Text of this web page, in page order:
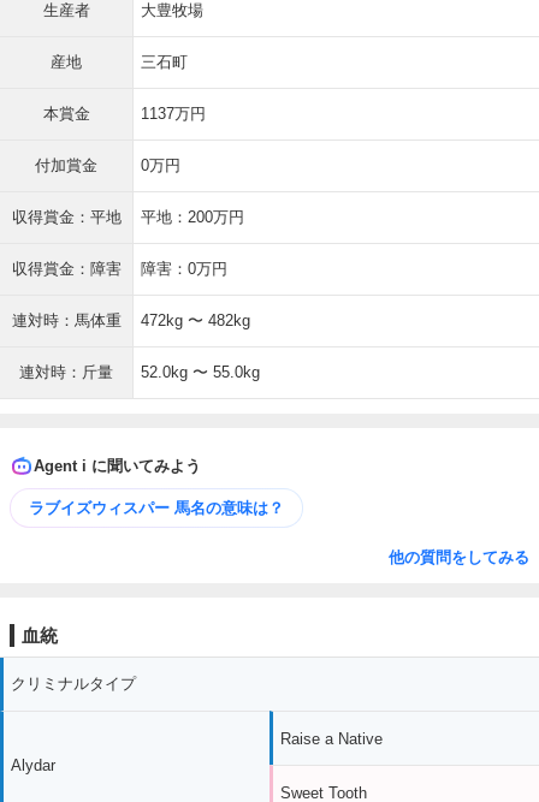
生産者 大豊牧場
産地 三石町
本賞金 1137万円
付加賞金 0万円
収得賞金：平地 平地：200万円
収得賞金：障害 障害：0万円
連対時：馬体重 472kg 〜 482kg
連対時：斤量 52.0kg 〜 55.0kg
Agent i に聞いてみよう
ラブイズウィスパー 馬名の意味は？
他の質問をしてみる
血統
クリミナルタイプ
Alydar
Raise a Native
Sweet Tooth